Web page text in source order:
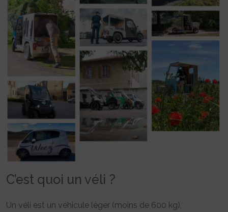
C’est quoi un véli ?
Un véli est un véhicule léger (moins de 600 kg),